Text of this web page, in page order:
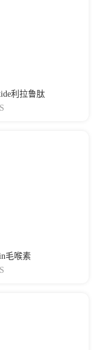
利拉鲁肽
毛喉素